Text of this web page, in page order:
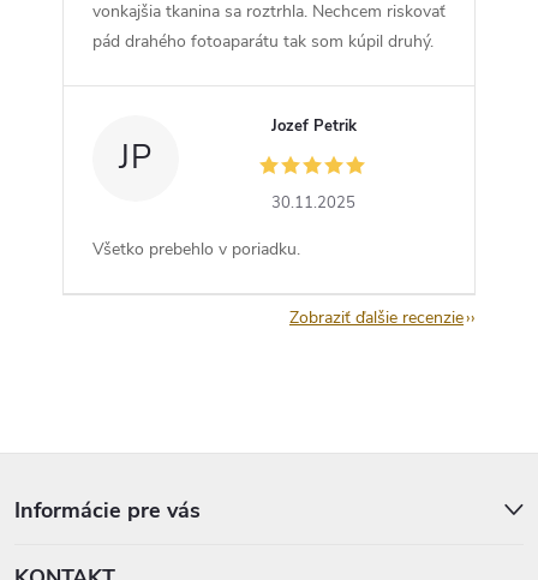
vonkajšia tkanina sa roztrhla. Nechcem riskovať
pád drahého fotoaparátu tak som kúpil druhý.
JP
Jozef Petrik
30.11.2025
Všetko prebehlo v poriadku.
Zobraziť ďalšie recenzie
Informácie pre vás